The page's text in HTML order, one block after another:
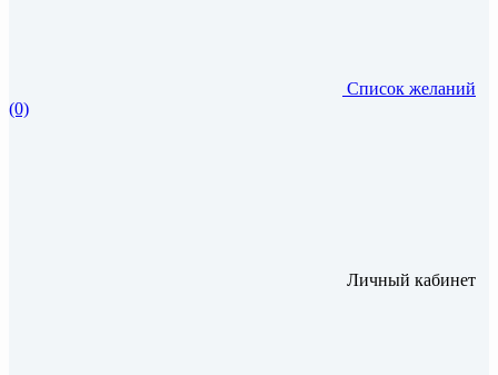
Список желаний
(0)
Личный кабинет